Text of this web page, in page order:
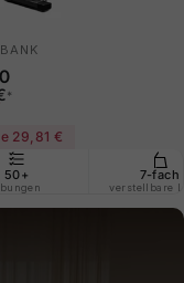
Klappbar
und clever verstauen
* Preis
29,81 €
50+ 7-fach
verstellbare